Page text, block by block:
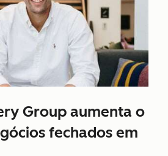
Group aumenta o
fechados em